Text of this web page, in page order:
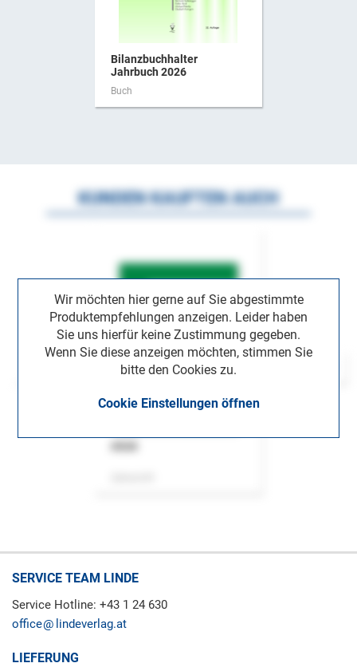
Bilanzbuchhalter
Jahrbuch 2026
Buch
Wir möchten hier gerne auf Sie abgestimmte
Produktempfehlungen anzeigen. Leider haben
Sie uns hierfür keine Zustimmung gegeben.
Wenn Sie diese anzeigen möchten, stimmen Sie
bitte den Cookies zu.
Cookie Einstellungen öffnen
KUNDEN KAUFTEN AUCH
SERVICE TEAM LINDE
Service Hotline: +43 1 24 630
office
lindeverlag.at
LIEFERUNG